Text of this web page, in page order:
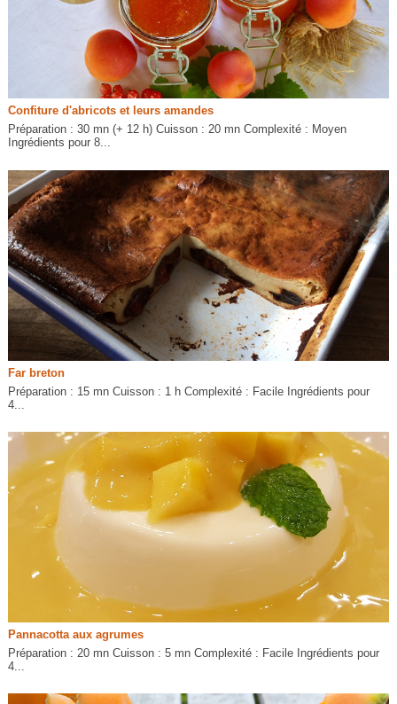
Confiture d'abricots et leurs amandes
Préparation : 30 mn (+ 12 h) Cuisson : 20 mn Complexité : Moyen
Ingrédients pour 8...
Far breton
Préparation : 15 mn Cuisson : 1 h Complexité : Facile Ingrédients pour
4...
Pannacotta aux agrumes
Préparation : 20 mn Cuisson : 5 mn Complexité : Facile Ingrédients pour
4...